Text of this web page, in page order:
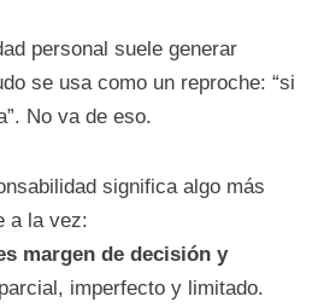
personal suele generar
se usa como un reproche: “si
No va de eso.
significa algo más
a la vez:
margen de decisión y
imperfecto y limitado.